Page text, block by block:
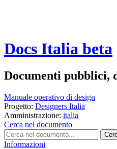
Docs Italia beta
Documenti pubblici,
Manuale operativo di design
Progetto: Designers Italia
Amministrazione: italia
Cerca nel documento
Informazioni